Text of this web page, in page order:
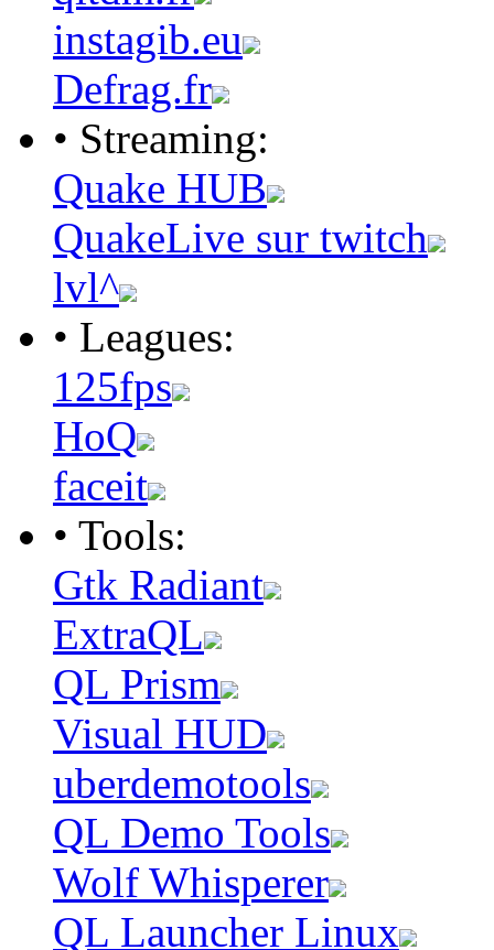
instagib.eu
Defrag.fr
• Streaming:
Quake HUB
QuakeLive sur twitch
lvl^
• Leagues:
125fps
HoQ
faceit
• Tools:
Gtk Radiant
ExtraQL
QL Prism
Visual HUD
uberdemotools
QL Demo Tools
Wolf Whisperer
QL Launcher Linux